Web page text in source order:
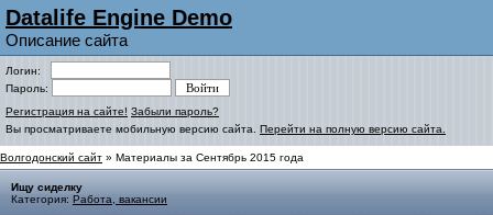
Datalife Engine Demo
Описание сайта
Логин:
Пароль:
Регистрация на сайте! Забыли пароль?
Вы просматриваете мобильную версию сайта. Перейти на полную версию сайта.
Волгодонский сайт » Материалы за Сентябрь 2015 года
Ищу сиделку
Категория: Работа, вакансии